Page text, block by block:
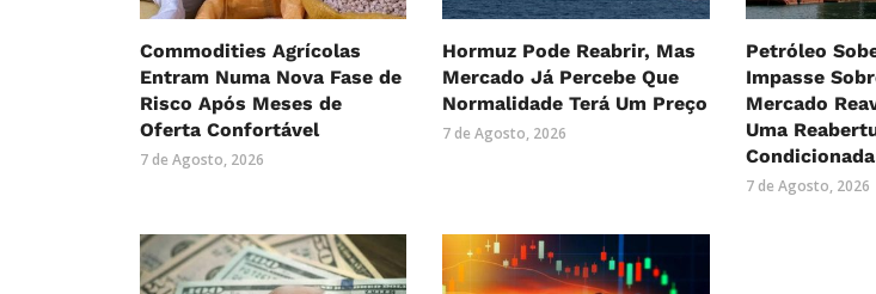
Commodities Agrícolas
Entram Numa Nova Fase de
Risco Após Meses de
Oferta Confortável
7 de Agosto, 2026
Hormuz Pode Reabrir, Mas
Mercado Já Percebe Que
Normalidade Terá Um Preço
7 de Agosto, 2026
Petróleo
Impasse
Mercado
Uma
Condicionada
7 de Agosto, 2026